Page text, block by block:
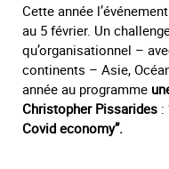
Cette année
au 5 février. Un
qu’organisationnel –
continents – Asie,
année au programme
Christopher Pissarides :
Covid economy”.